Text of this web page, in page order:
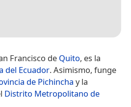
Francisco de Quito, es la
del Ecuador. Asimismo, funge
de Pichincha y la
Distrito Metropolitano de